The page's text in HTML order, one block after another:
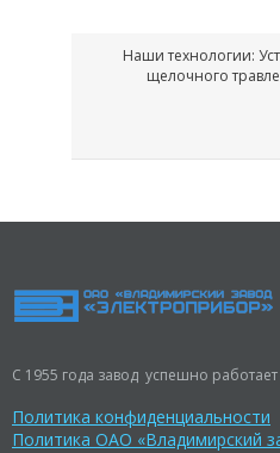
Наши технологии:
щелочного
С 1955 года завод успешно
Политика конфиденциальности
Политика ОАО «Владимирский